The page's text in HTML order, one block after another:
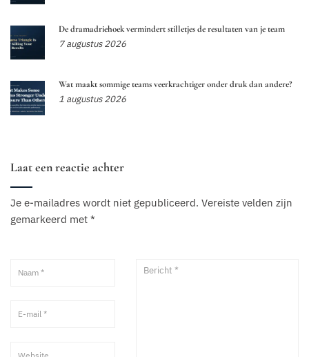
De dramadriehoek vermindert stilletjes de resultaten van je team
7 augustus 2026
Wat maakt sommige teams veerkrachtiger onder druk dan andere?
1 augustus 2026
Laat een reactie achter
Je e-mailadres wordt niet gepubliceerd. Vereiste velden zijn
gemarkeerd met *